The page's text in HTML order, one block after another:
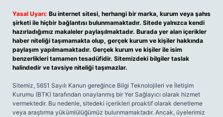
Yasal Uyarı: Bu internet sitesi, herhangi bir marka, kurum veya şahıs
şirketi ile hiçbir bağlantısı bulunmamaktadır. Sitede yalnızca kendi
hazırladığımız makaleler paylaşılmaktadır. Burada yer alan içerikler
haber niteliği taşımamakta olup, gerçek kurum ve kişiler hakkında
paylaşım yapılmamaktadır. Gerçek kurum ve kişiler ile isim
benzerlikleri tamamen tesadüfidir. Sitemizdeki bilgiler taslak
halindedir ve tavsiye niteliği taşımazlar.
Sitemiz, 5651 Sayılı Kanun gereğince Bilgi Teknolojileri ve İletişim
Kurumu (BTK) tarafından onaylanmış bir Yer Sağlayıcı olarak hizmet
vermektedir. Bu nedenle, sitedeki içerikleri proaktif olarak denetleme
veya araştırma yükümlülüğümüz bulunmamaktadır. Ancak, üyelerimiz